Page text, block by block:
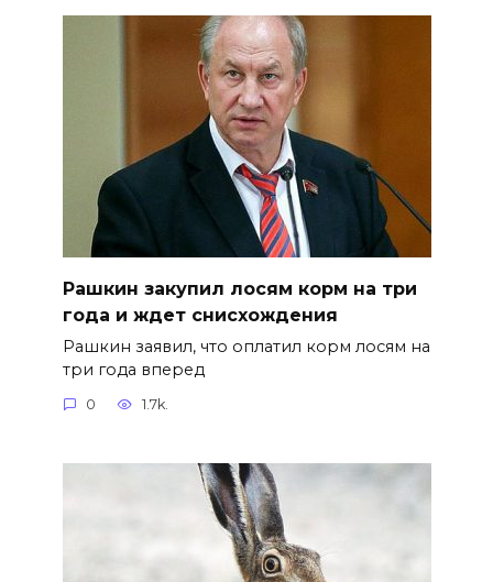
Рашкин закупил лосям корм на три
года и ждет снисхождения
Рашкин заявил, что оплатил корм лосям на
три года вперед
0 1.7k.